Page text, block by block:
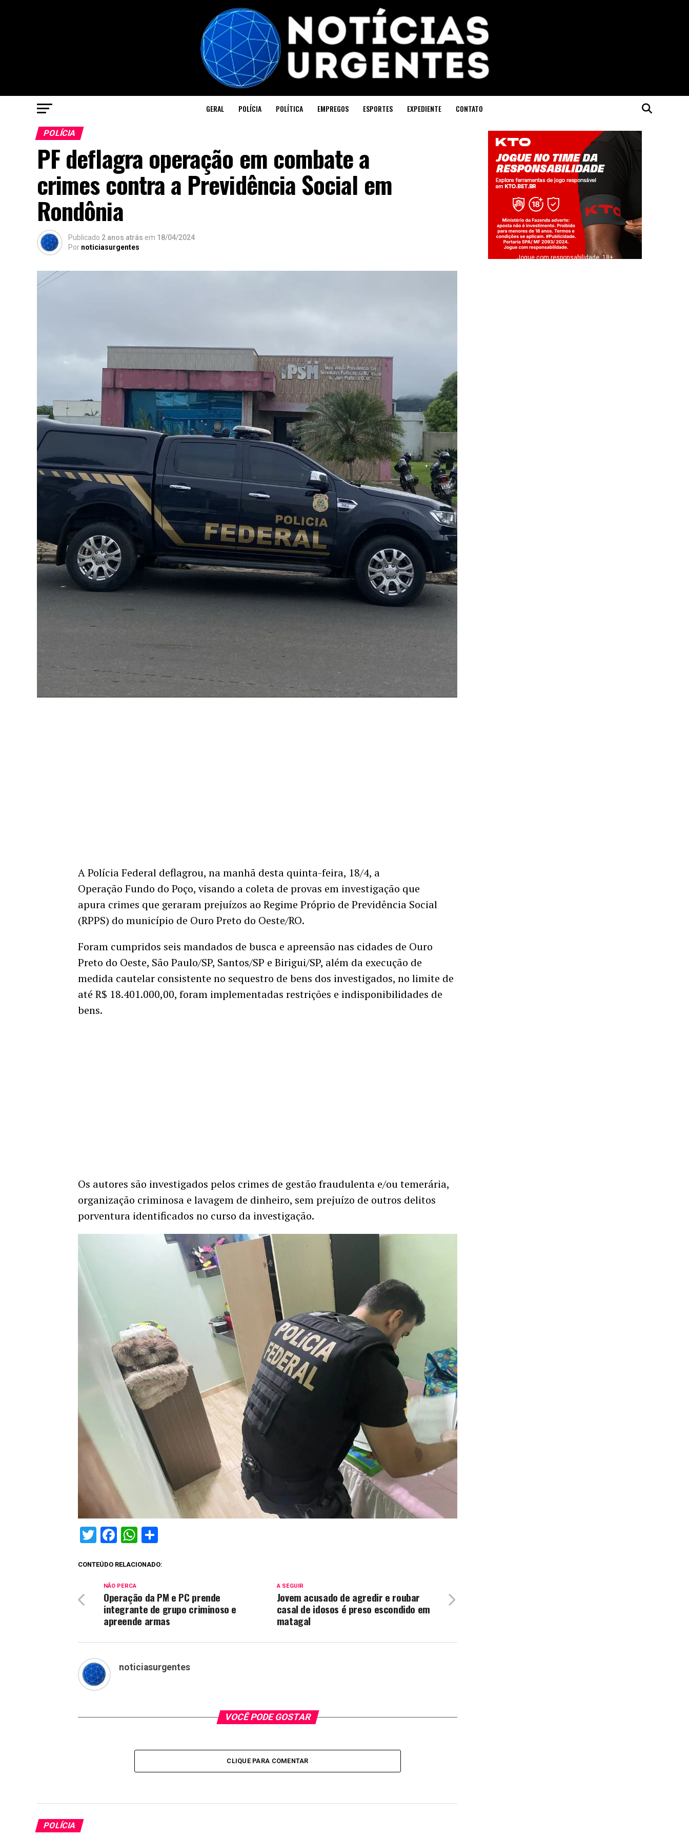
GERAL POLÍCIA POLÍTICA EMPREGOS ESPORTES EXPEDIENTE CONTATO
POLÍCIA
PF deflagra operação em combate a
crimes contra a Previdência Social em
Rondônia
Publicado 2 anos atrás em 18/04/2024
Por noticiasurgentes
A Polícia Federal deflagrou, na manhã desta quinta-feira, 18/4, a
Operação Fundo do Poço, visando a coleta de provas em investigação que
apura crimes que geraram prejuízos ao Regime Próprio de Previdência Social
(RPPS) do município de Ouro Preto do Oeste/RO.
​Foram cumpridos seis mandados de busca e apreensão nas cidades de Ouro
Preto do Oeste, São Paulo/SP, Santos/SP e Birigui/SP, além da execução de
medida cautelar consistente no sequestro de bens dos investigados, no limite de
até R$ 18.401.000,00, foram implementadas restrições e indisponibilidades de
bens.
​Os autores são investigados pelos crimes de gestão fraudulenta e/ou temerária,
organização criminosa e lavagem de dinheiro, sem prejuízo de outros delitos
porventura identificados no curso da investigação.
Twitter
Facebook
WhatsApp
CONTEÚDO RELACIONADO:
A SEGUIR
Jovem acusado de agredir e roubar
casal de idosos é preso escondido em
matagal
NÃO PERCA
Operação da PM e PC prende
integrante de grupo criminoso e
apreende armas
noticiasurgentes
VOCÊ PODE GOSTAR
CLIQUE PARA COMENTAR
POLÍCIA
Jogue com responsabilidade. 18+